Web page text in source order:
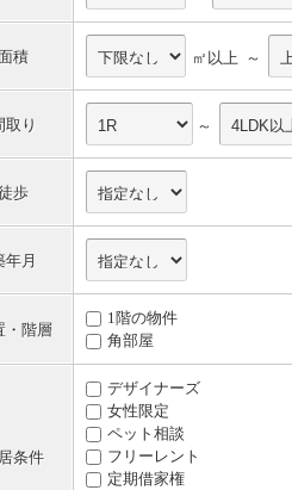
積 ㎡以上 ～
取り ～
歩
年月
・階層
1階の物件
角部屋
条件
デザイナーズ
女性限定
ペット相談
フリーレント
定期借家権